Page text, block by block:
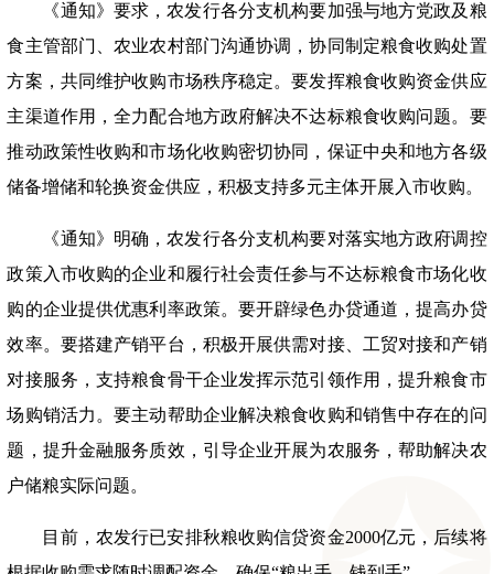
《通知》要求，农发行各分支机构要加强与地方党政及粮
食主管部门、农业农村部门沟通协调，协同制定粮食收购处置
方案，共同维护收购市场秩序稳定。要发挥粮食收购资金供应
主渠道作用，全力配合地方政府解决不达标粮食收购问题。要
推动政策性收购和市场化收购密切协同，保证中央和地方各级
储备增储和轮换资金供应，积极支持多元主体开展入市收购。
《通知》明确，农发行各分支机构要对落实地方政府调控
政策入市收购的企业和履行社会责任参与不达标粮食市场化收
购的企业提供优惠利率政策。要开辟绿色办贷通道，提高办贷
效率。要搭建产销平台，积极开展供需对接、工贸对接和产销
对接服务，支持粮食骨干企业发挥示范引领作用，提升粮食市
场购销活力。要主动帮助企业解决粮食收购和销售中存在的问
题，提升金融服务质效，引导企业开展为农服务，帮助解决农
户储粮实际问题。
目前，农发行已安排秋粮收购信贷资金2000亿元，后续将